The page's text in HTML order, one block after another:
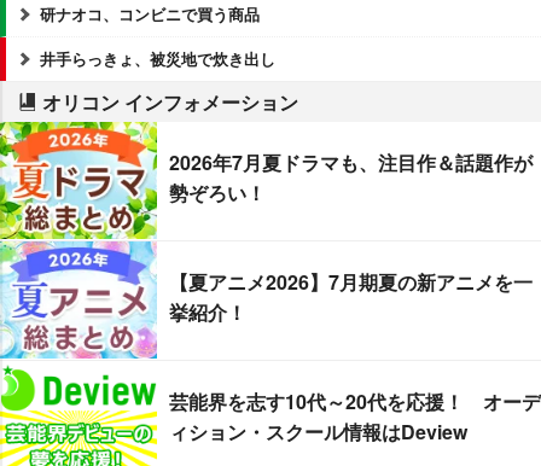
研ナオコ、コンビニで買う商品
井手らっきょ、被災地で炊き出し
オリコン インフォメーション
2026年7月夏ドラマも、注目作＆話題作が
勢ぞろい！
【夏アニメ2026】7月期夏の新アニメを一
挙紹介！
芸能界を志す10代～20代を応援！ オーデ
ィション・スクール情報はDeview